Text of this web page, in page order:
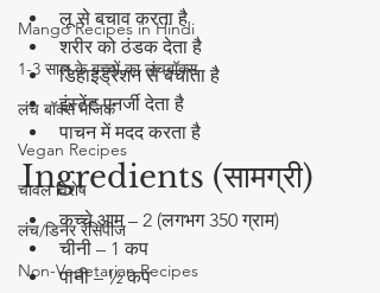
Mango Recipes in Hindi
1-3 साल के बच्चों का लंचबॉक्स
लंच बॉक्स मैजिक
Vegan Recipes
चावल विशेष
लंच/डिनर रेसिपीज
Non-Vegetarian Recipes
लू से बचाव करता है
शरीर को ठंडक देता है
डिहाइड्रेशन से बचाता है
इंस्टेंट एनर्जी देता है
पाचन में मदद करता है
Ingredients (सामग्री)
कच्चे आम – 2 (लगभग 350 ग्राम)
चीनी – 1 कप
पानी – ½ कप